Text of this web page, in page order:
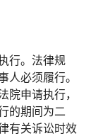
行。法律规
人必须履行。
院申请执行，
的期间为二
有关诉讼时效